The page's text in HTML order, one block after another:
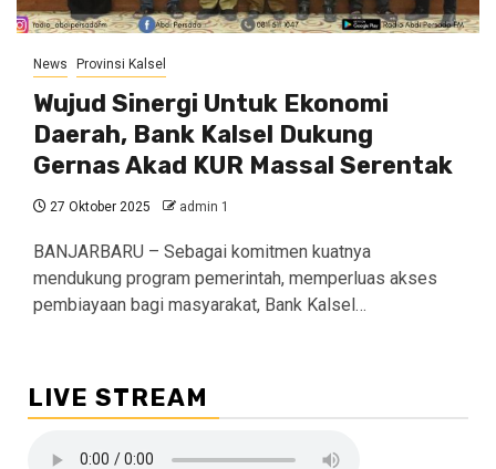
News Provinsi Kalsel
Wujud Sinergi Untuk Ekonomi
Daerah, Bank Kalsel Dukung
Gernas Akad KUR Massal Serentak
27 Oktober 2025 admin 1
BANJARBARU – Sebagai komitmen kuatnya
mendukung program pemerintah, memperluas akses
pembiayaan bagi masyarakat, Bank Kalsel…
LIVE STREAM